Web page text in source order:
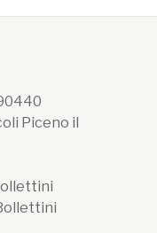
Piceno il